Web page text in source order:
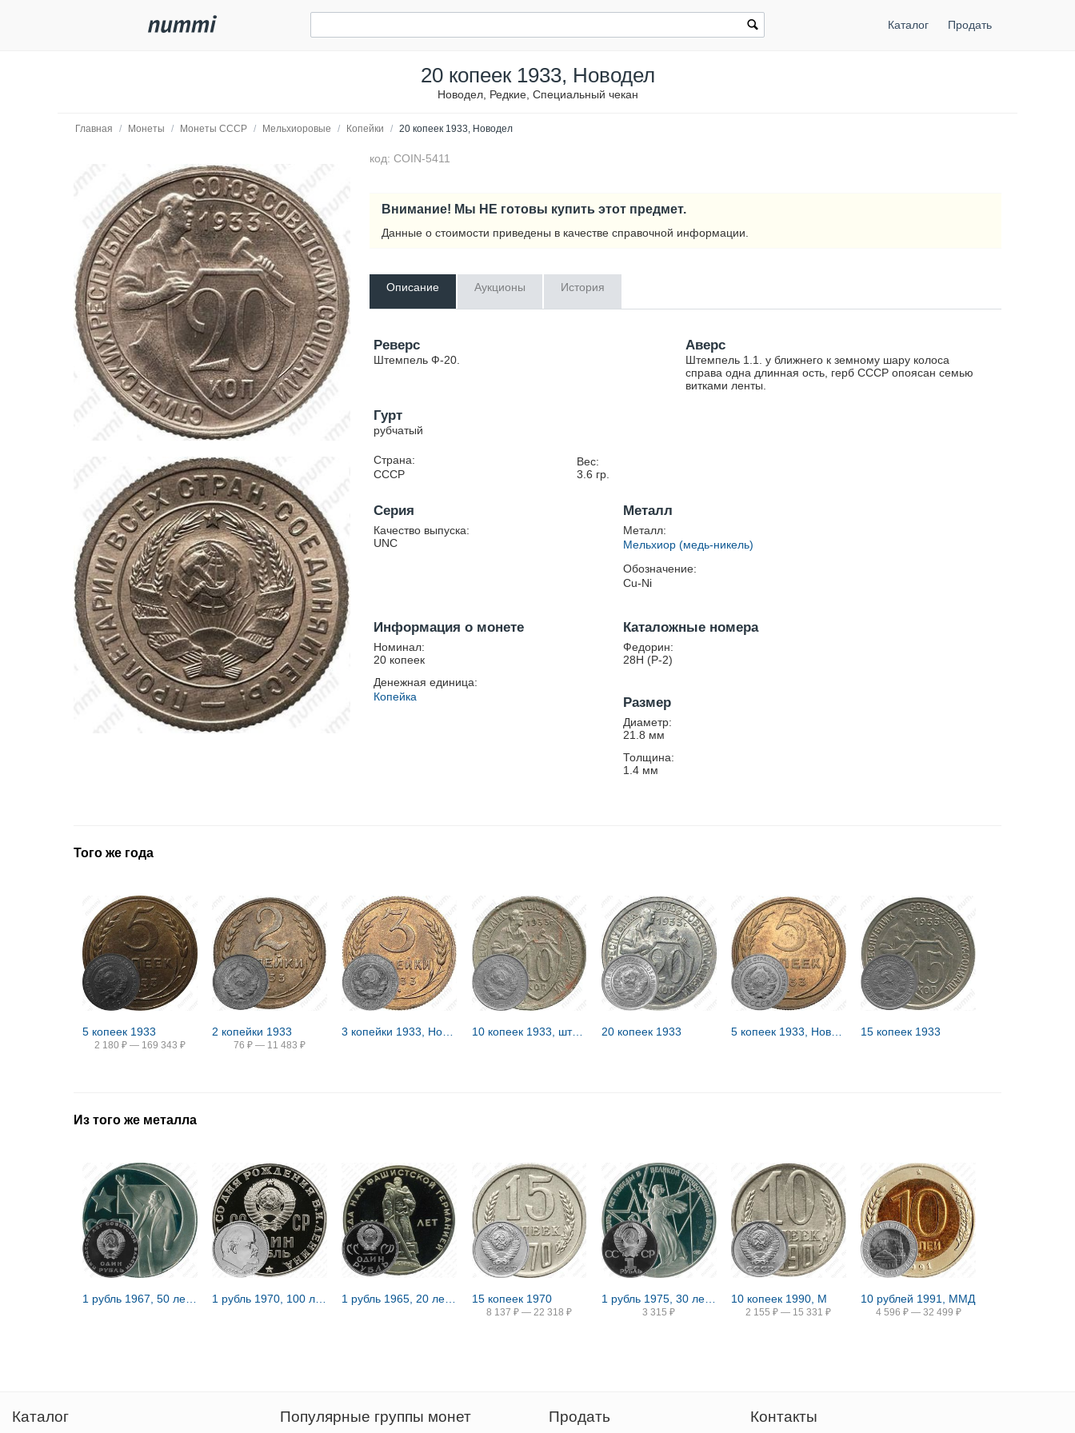
Каталог Продать
20 копеек 1933, Новодел
Новодел, Редкие, Специальный чекан
Главная / Монеты / Монеты СССР / Мельхиоровые / Копейки / 20 копеек 1933, Новодел
код: COIN-5411
Внимание! Мы НЕ готовы купить этот предмет.
Данные о стоимости приведены в качестве справочной информации.
Описание Аукционы История
Реверс
Штемпель Ф-20.
Аверс
Штемпель 1.1. у ближнего к земному шару колоса
справа одна длинная ость, герб СССР опоясан семью
витками ленты.
Гурт
рубчатый
Страна:
СССР
Вес:
3.6 гр.
Серия
Качество выпуска:
UNC
Металл
Металл:
Мельхиор (медь-никель)
Обозначение:
Cu-Ni
Информация о монете
Номинал:
20 копеек
Денежная единица:
Копейка
Каталожные номера
Федорин:
28Н (Р-2)
Размер
Диаметр:
21.8 мм
Толщина:
1.4 мм
Того же года
5 копеек 1933
2 180 ₽ — 169 343 ₽
2 копейки 1933
76 ₽ — 11 483 ₽
10 копеек 1933, штемпель 1.1, меридиан к молоту 20 копеек 1933 15 копеек 1933
Из того же металла
15 копеек 1970
8 137 ₽ — 22 318 ₽
1 рубль 1975, 30 лет Победы, Редкие
3 315 ₽
10 копеек 1990, М
2 155 ₽ — 15 331 ₽
10 рублей 1991, ММД
4 596 ₽ — 32 499 ₽
Каталог Популярные группы монет Продать Контакты